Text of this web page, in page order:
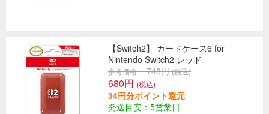
【Switch2】 カードケース6 for
Nintendo Switch2 レッド
参考価格： 748円(税込)
680円 (税込)
34円分ポイント還元
発送目安：5営業日